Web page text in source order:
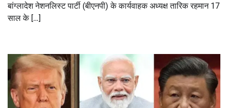
बांग्लादेश नेशनलिस्ट पार्टी (बीएनपी) के कार्यवाहक अध्यक्ष तारिक रहमान 17
साल के […]